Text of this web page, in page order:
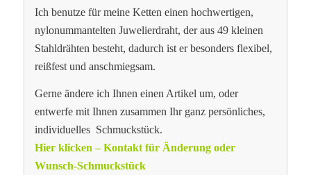
Ich benutze für meine Ketten einen hochwertigen,
nylonummantelten Juwelierdraht, der aus 49 kleinen
Stahldrähten besteht, dadurch ist er besonders flexibel,
reißfest und anschmiegsam.
Gerne ändere ich Ihnen einen Artikel um, oder
entwerfe mit Ihnen zusammen Ihr ganz persönliches,
individuelles Schmuckstück.
Hier klicken – Kontakt für Änderung oder
Wunsch-Schmuckstück